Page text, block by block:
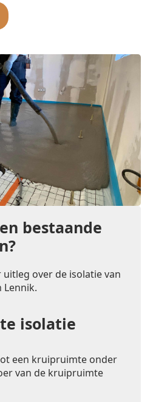
bestaande
over de isolatie van
Lennik.
isolatie
een kruipruimte onder
van de kruipruimte